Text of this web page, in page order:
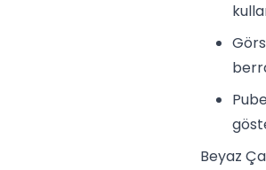
Beyaz